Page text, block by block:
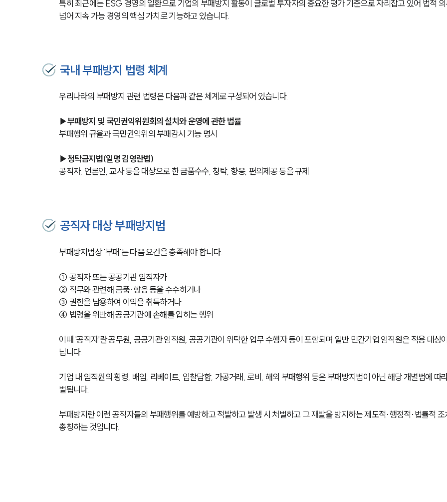
특히 최근에는 ESG 경영의 일환으로 기업의 부패방지 활동이 글로벌 투자자의 중요한 평가 기준으로 자리잡고 있어 법적
넘어 지속 가능 경영의 핵심 가치로 기능하고 있습니다.
국내 부패방지 법령 체계
우리나라의 부패방지 관련 법령은 다음과 같은 체계로 구성되어 있습니다.
▶부패방지 및 국민권익위원회의 설치와 운영에 관한 법률
부패행위 규율과 국민권익위의 부패감시 기능 명시
▶청탁금지법(일명 김영란법)
공직자, 언론인, 교사 등을 대상으로 한 금품수수, 청탁, 향응, 편의제공 등을 규제
공직자 대상 부패방지법
부패방지법상 '부패'는 다음 요건을 충족해야 합니다.
① 공직자 또는 공공기관 임직자가
② 직무와 관련해 금품·향응 등을 수수하거나
③ 권한을 남용하여 이익을 취득하거나
④ 법령을 위반해 공공기관에 손해를 입히는 행위
이때 '공직자'란 공무원, 공공기관 임직원, 공공기관이 위탁한 업무 수행자 등이 포함되며 일반 민간기업 임직원은 적용 대상
닙니다.
기업 내 임직원의 횡령, 배임, 리베이트, 입찰담합, 가공거래, 로비, 해외 부패행위 등은 부패방지법이 아닌 해당 개별법에 따
벌됩니다.
부패방지란 이런 공직자들의 부패행위를 예방하고 적발하고 발생 시 처벌하고 그 재발을 방지하는 제도적·행정적·법률적
총칭하는 것입니다.